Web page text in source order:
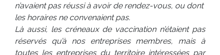
n’avaient pas réussi à avoir de rendez-vous, ou dont
les horaires ne convenaient pas.
Là aussi, les créneaux de vaccination n’étaient pas
réservés qu’à nos entreprises membres, mais à
toutes les entreprises du territoire intéressées par